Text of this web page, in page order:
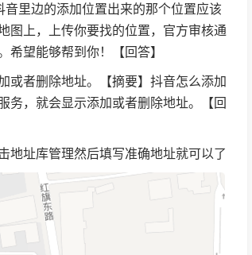
里边的添加位置出来的那个位置应该
图上，上传你要找的位置，官方审核通
望能够帮到你！【回答】
或者删除地址。【摘要】抖音怎么添加
务，就会显示添加或者删除地址。【回
地址库管理然后填写准确地址就可以了